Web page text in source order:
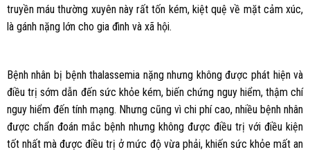
truyền máu thường xuyên này rất tốn kém, kiệt quệ về mặt cảm xúc,
là gánh nặng lớn cho gia đình và xã hội.
Bệnh nhân bị bệnh thalassemia nặng nhưng không được phát hiện và
điều trị sớm dẫn đến sức khỏe kém, biến chứng nguy hiểm, thậm chí
nguy hiểm đến tính mạng. Nhưng cũng vì chi phí cao, nhiều bệnh nhân
được chẩn đoán mắc bệnh nhưng không được điều trị với điều kiện
tốt nhất mà được điều trị ở mức độ vừa phải, khiến sức khỏe mất an